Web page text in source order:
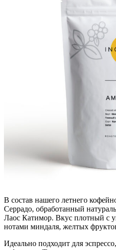
В состав нашего летнего
Серрадо, обработанный
Лаос Катимор. Вкус плотный с
нотами миндаля, желтых
Идеально подходит для